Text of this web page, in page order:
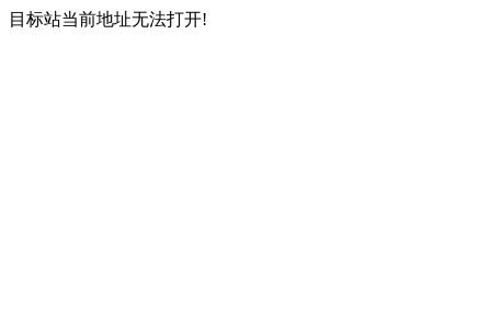
目标站当前地址无法打开!